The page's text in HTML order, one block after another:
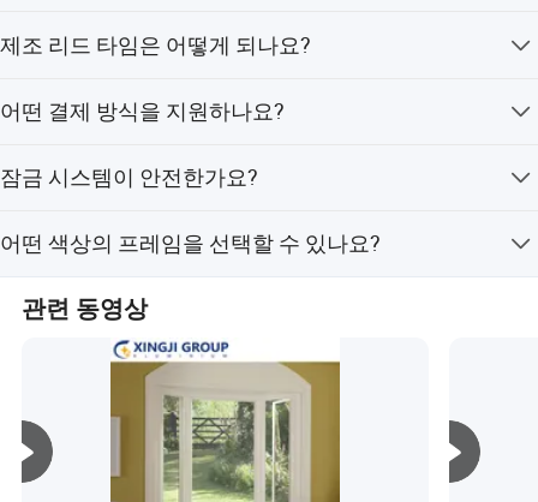
제조 리드 타임은 어떻게 되나요?
다.
어떤 결제 방식을 지원하나요?
니다.
잠금 시스템이 안전한가요?
로 제작된 4면 6점 잠금 시스템을 사용합니다.
어떤 색상의 프레임을 선택할 수 있나요?
가 있으며, 맞춤 색상도 가능합니다.
관련 동영상